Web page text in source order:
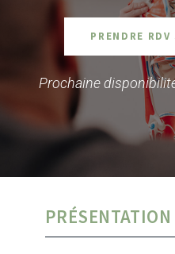
PRENDRE
Prochaine